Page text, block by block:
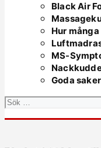
Black Air
Hur
MS-
Goda
Sök